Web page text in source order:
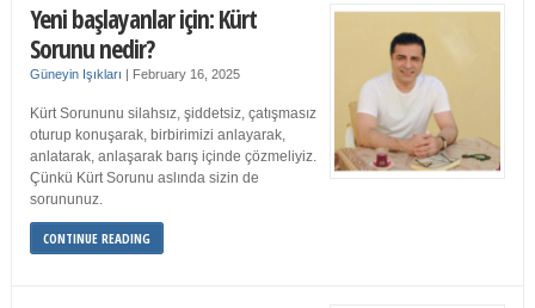
Yeni başlayanlar için: Kürt
Sorunu nedir?
Güneyin Işıkları | February 16, 2025
Kürt Sorununu silahsız, şiddetsiz, çatışmasız
oturup konuşarak, birbirimizi anlayarak,
anlatarak, anlaşarak barış içinde çözmeliyiz.
Çünkü Kürt Sorunu aslında sizin de
sorununuz.
CONTINUE READING